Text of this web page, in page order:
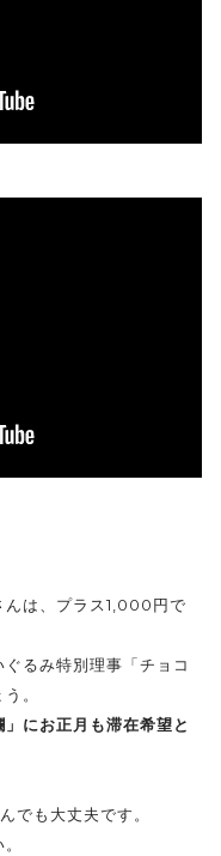
んは、プラス1,000円で
るみ特別理事「チョコ
。
にお正月も滞在希望と
も大丈夫です。